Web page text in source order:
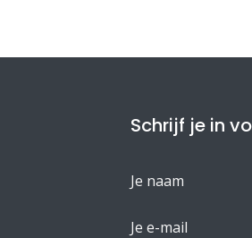
Schrijf je in
Je naam
Je e-mail